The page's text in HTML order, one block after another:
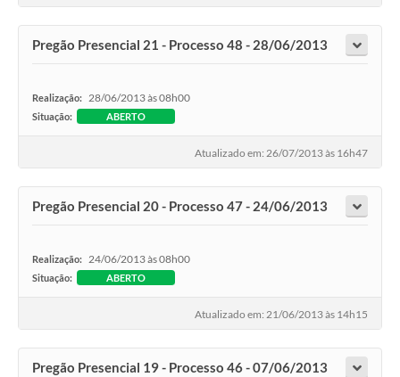
Pregão Presencial 21 - Processo 48 - 28/06/2013
Realização: 28/06/2013 às 08h00
Situação: ABERTO
Atualizado em: 26/07/2013 às 16h47
Pregão Presencial 20 - Processo 47 - 24/06/2013
Realização: 24/06/2013 às 08h00
Situação: ABERTO
Atualizado em: 21/06/2013 às 14h15
Pregão Presencial 19 - Processo 46 - 07/06/2013